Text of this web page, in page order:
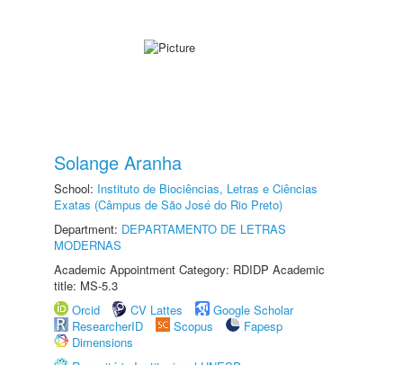
Solange Aranha
School: Instituto de Biociências, Letras e Ciências
Exatas (Câmpus de São José do Rio Preto)
Department: DEPARTAMENTO DE LETRAS
MODERNAS
Academic Appointment Category: RDIDP Academic
title: MS-5.3
Orcid
CV Lattes
Google Scholar
ResearcherID
Scopus
Fapesp
Dimensions